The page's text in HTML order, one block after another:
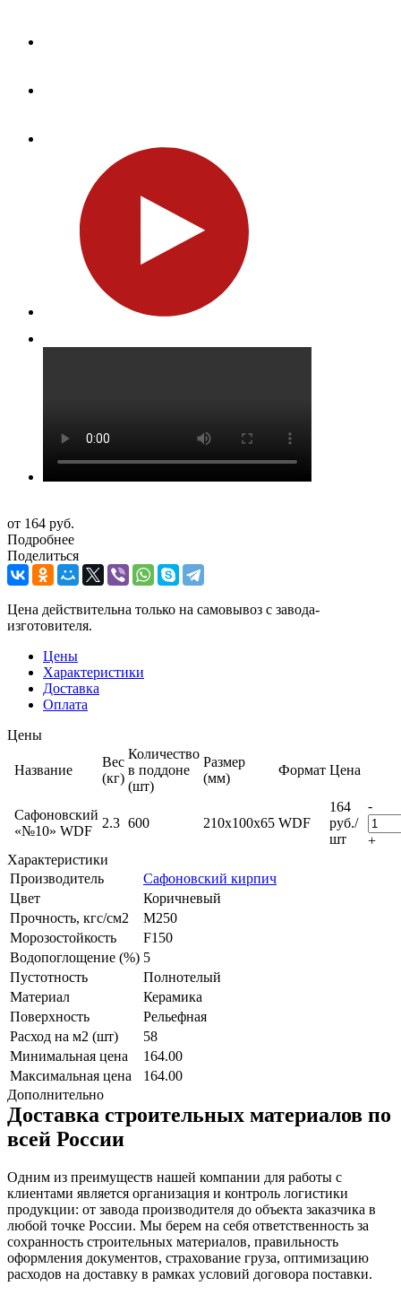
от 164 руб.
Подробнее
Поделиться
Цена действительна только на самовывоз с завода-
изготовителя.
Цены
Характеристики
Доставка
Оплата
Цены
Название
Вес
(кг)
Количество
в поддоне
(шт)
Размер
(мм)
Формат Цена
Сафоновский
«№10» WDF
2.3 600 210x100x65 WDF
164
руб./
шт
-
+
Характеристики
Производитель
Сафоновский кирпич
Цвет
Коричневый
Прочность, кгс/см2
M250
Морозостойкость
F150
Водопоглощение (%) 5
Пустотность
Полнотелый
Материал
Керамика
Поверхность
Рельефная
Расход на м2 (шт)
58
Минимальная цена
164.00
Максимальная цена
164.00
Дополнительно
Доставка строительных материалов по
всей России
Одним из преимуществ нашей компании для работы с
клиентами является организация и контроль логистики
продукции: от завода производителя до объекта заказчика в
любой точке России. Мы берем на себя ответственность за
сохранность строительных материалов, правильность
оформления документов, страхование груза, оптимизацию
расходов на доставку в рамках условий договора поставки.